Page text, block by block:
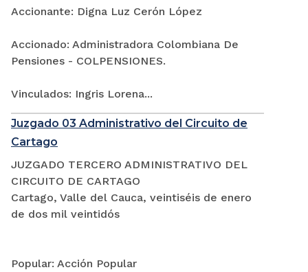
Accionante: Digna Luz Cerón López
Accionado: Administradora Colombiana De
Pensiones - COLPENSIONES.
Vinculados: Ingris Lorena...
Juzgado 03 Administrativo del Circuito de
Cartago
JUZGADO TERCERO ADMINISTRATIVO DEL
CIRCUITO DE CARTAGO
Cartago, Valle del Cauca, veintiséis de enero
de dos mil veintidós
Popular: Acción Popular